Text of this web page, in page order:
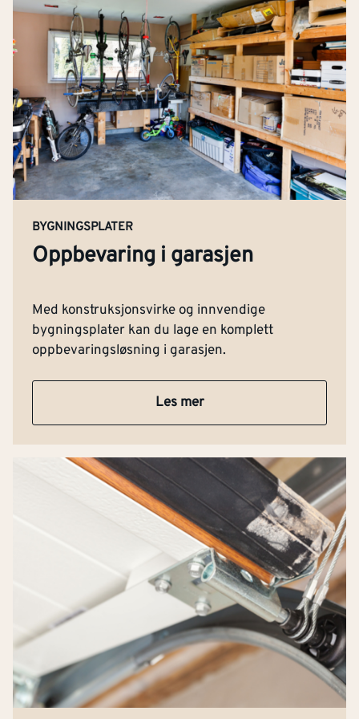
BYGNINGSPLATER
Oppbevaring i garasjen
Med konstruksjonsvirke og innvendige
bygningsplater kan du lage en komplett
oppbevaringsløsning i garasjen.
Les mer